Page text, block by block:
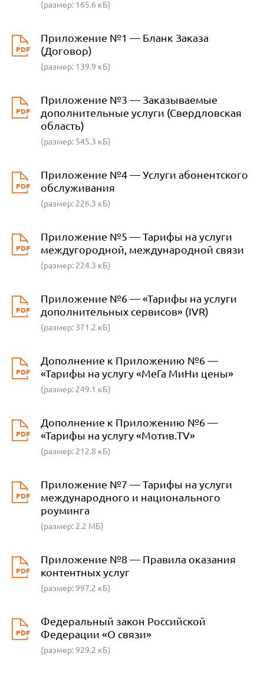
(размер: 165.6 кБ)
PDF
Приложение №1 — Бланк Заказа
(Договор)
(размер: 139.9 кБ)
PDF
Приложение №3 — Заказываемые
дополнительные услуги (Свердловская
область)
(размер: 545.3 кБ)
PDF
Приложение №4 — Услуги абонентского
обслуживания
(размер: 226.3 кБ)
PDF
Приложение №5 — Тарифы на услуги
междугородной, международной связи
(размер: 224.3 кБ)
PDF
Приложение №6 — «Тарифы на услуги
дополнительных сервисов» (IVR)
(размер: 371.2 кБ)
PDF
Дополнение к Приложению №6 —
«Тарифы на услугу «МеГа МиНи цены»
(размер: 249.1 кБ)
PDF
Дополнение к Приложению №6 —
«Тарифы на услугу «Мотив.TV»
(размер: 212.8 кБ)
PDF
Приложение №7 — Тарифы на услуги
международного и национального
роуминга
(размер: 2.2 МБ)
PDF
Приложение №8 — Правила оказания
контентных услуг
(размер: 997.2 кБ)
PDF
Федеральный закон Российской
Федерации «О связи»
(размер: 929.2 кБ)